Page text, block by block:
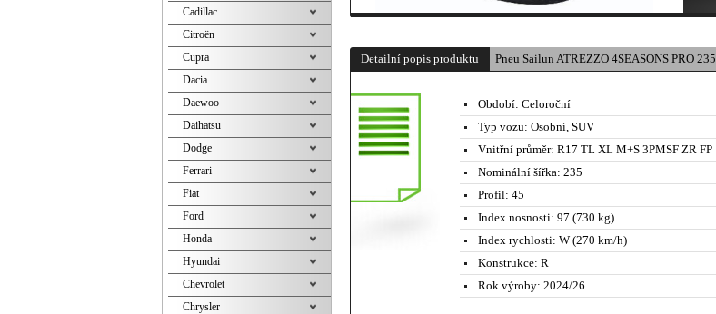
Detailní popis produktu Pneu Sailun ATREZZO 4SEASONS PRO
Období: Celoroční
Typ vozu: Osobní, SUV
Vnitřní průměr: R17 TL XL M+S 3PMSF ZR FP
Nominální šířka: 235
Profil: 45
Index nosnosti: 97 (730 kg)
Index rychlosti: W (270 km/h)
Konstrukce: R
Rok výroby: 2024/26
Cadillac
Citroën
Cupra
Dacia
Daewoo
Daihatsu
Dodge
Ferrari
Fiat
Ford
Honda
Hyundai
Chevrolet
Chrysler